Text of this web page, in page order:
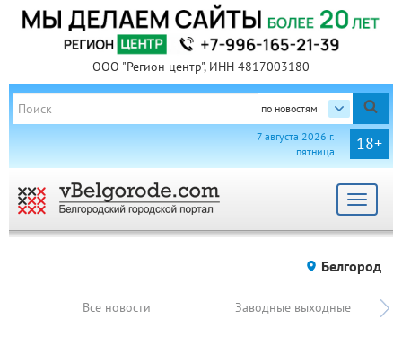
ООО "Регион центр", ИНН 4817003180
по новостям
18+
7 августа 2026 г.
пятница
Toggle
Белгород
Все новости Заводные выходные